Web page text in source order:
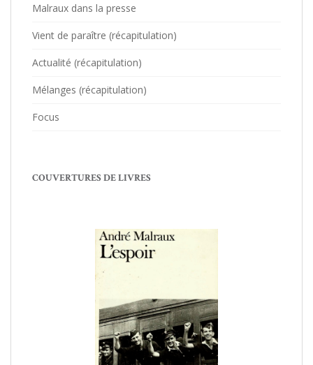
Malraux dans la presse
Vient de paraître (récapitulation)
Actualité (récapitulation)
Mélanges (récapitulation)
Focus
COUVERTURES DE LIVRES